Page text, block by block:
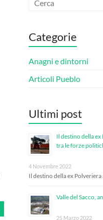
Categorie
Anagni e dintorni
Articoli Pueblo
Ultimi post
Il destino della
tra le forze
4 Novembre 2022
Il destino della ex
Valle del Sacco,
25 Marzo 2022